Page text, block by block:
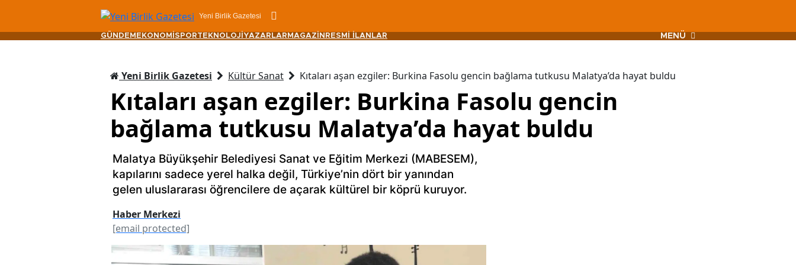
Yeni Birlik Gazetesi
GÜNDEM EKONOMİ SPORTEKNOLOJİ YAZARLAR MAGAZİN RESMİ İLANLAR MENÜ
Yeni Birlik Gazetesi Kültür Sanat Kıtaları aşan ezgiler: Burkina Fasolu gencin bağlama tutkusu Malatya’da hayat buldu
Kıtaları aşan ezgiler: Burkina Fasolu gencin
bağlama tutkusu Malatya’da hayat buldu
Malatya Büyükşehir Belediyesi Sanat ve Eğitim Merkezi (MABESEM),
kapılarını sadece yerel halka değil, Türkiye’nin dört bir yanından
gelen uluslararası öğrencilere de açarak kültürel bir köprü kuruyor.
Haber Merkezi
[email protected]